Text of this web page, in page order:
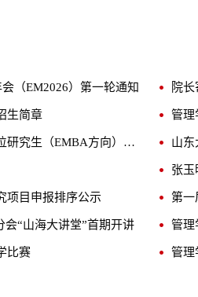
（EM2026）第一轮通知
生简章 管理
山东大学2026年工商管理专业学位研究生（EMBA方向）招生简章
张玉
项目申报排序公示 第一
“山海大讲堂”首期开讲 管理
比赛 管理